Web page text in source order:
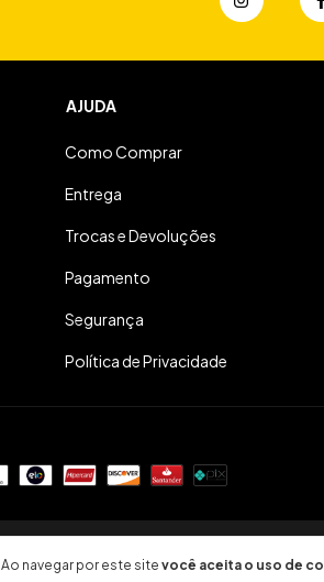
Ao navegar por este site você aceita o uso de
AJUDA
Como Comprar
Entrega
Trocas e Devoluções
Pagamento
Segurança
Política de Privacidade